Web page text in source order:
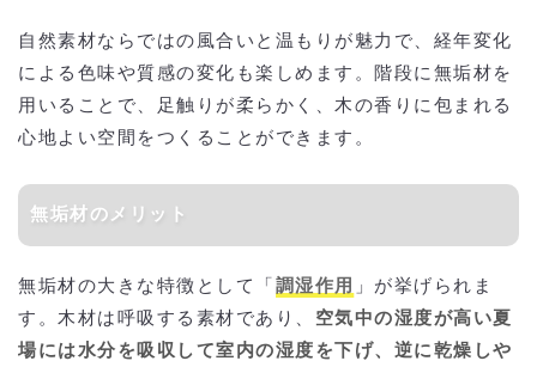
自然素材ならではの風合いと温もりが魅力で、経年変化
による色味や質感の変化も楽しめます。階段に無垢材を
用いることで、足触りが柔らかく、木の香りに包まれる
心地よい空間をつくることができます。
無垢材のメリット
無垢材の大きな特徴として「 調湿作用 」が挙げられま
す。木材は呼吸する素材であり、 空気中の湿度が高い夏
場には水分を吸収して室内の湿度を下げ、逆に乾燥しや